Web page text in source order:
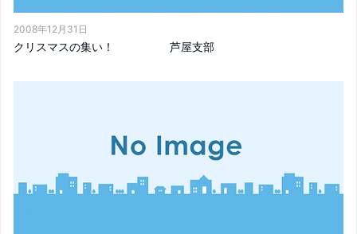
2008年12月31日
クリスマスの集い！ 芦屋支部